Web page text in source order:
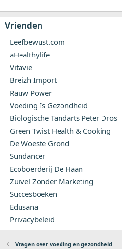
Vrienden
Leefbewust.com
aHealthylife
Vitavie
Breizh Import
Rauw Power
Voeding Is Gezondheid
Biologische Tandarts Peter Dros
Green Twist Health & Cooking
De Woeste Grond
Sundancer
Ecoboerderij De Haan
Zuivel Zonder Marketing
Succesboeken
Edusana
Privacybeleid
Vragen over voeding en gezondheid